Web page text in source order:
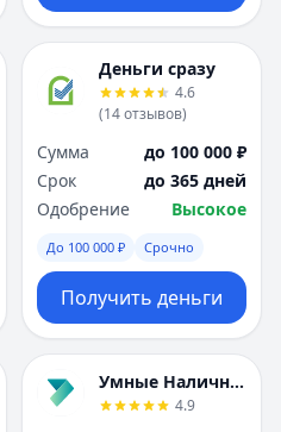
Деньги сразу
4.6
(14отзывов)
Сумма
до 100 000 ₽
Срок
до 365 дней
Одобрение
Высокое
До 100 000 ₽ Срочно
Получить деньги
Умные Наличные
4.9